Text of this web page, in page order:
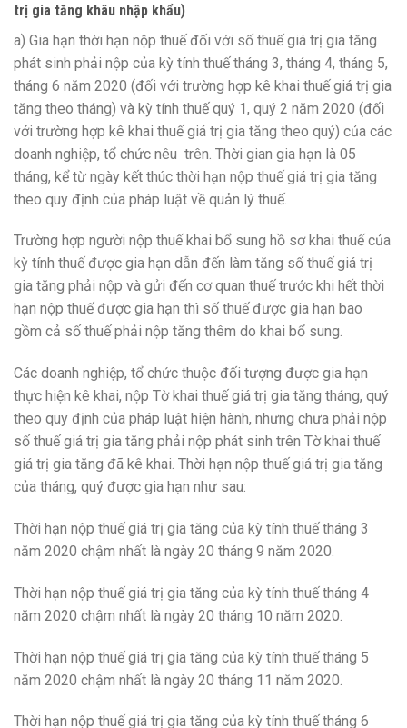
trị gia tăng khâu nhập khẩu)
a) Gia hạn thời hạn nộp thuế đối với số thuế giá trị gia tăng
phát sinh phải nộp của kỳ tính thuế tháng 3, tháng 4, tháng 5,
tháng 6 năm 2020 (đối với trường hợp kê khai thuế giá trị gia
tăng theo tháng) và kỳ tính thuế quý 1, quý 2 năm 2020 (đối
với trường hợp kê khai thuế giá trị gia tăng theo quý) của các
doanh nghiệp, tổ chức nêu trên. Thời gian gia hạn là 05
tháng, kể từ ngày kết thúc thời hạn nộp thuế giá trị gia tăng
theo quy định của pháp luật về quản lý thuế.
Trường hợp người nộp thuế khai bổ sung hồ sơ khai thuế của
kỳ tính thuế được gia hạn dẫn đến làm tăng số thuế giá trị
gia tăng phải nộp và gửi đến cơ quan thuế trước khi hết thời
hạn nộp thuế được gia hạn thì số thuế được gia hạn bao
gồm cả số thuế phải nộp tăng thêm do khai bổ sung.
Các doanh nghiệp, tổ chức thuộc đối tượng được gia hạn
thực hiện kê khai, nộp Tờ khai thuế giá trị gia tăng tháng, quý
theo quy định của pháp luật hiện hành, nhưng chưa phải nộp
số thuế giá trị gia tăng phải nộp phát sinh trên Tờ khai thuế
giá trị gia tăng đã kê khai. Thời hạn nộp thuế giá trị gia tăng
của tháng, quý được gia hạn như sau:
Thời hạn nộp thuế giá trị gia tăng của kỳ tính thuế tháng 3
năm 2020 chậm nhất là ngày 20 tháng 9 năm 2020.
Thời hạn nộp thuế giá trị gia tăng của kỳ tính thuế tháng 4
năm 2020 chậm nhất là ngày 20 tháng 10 năm 2020.
Thời hạn nộp thuế giá trị gia tăng của kỳ tính thuế tháng 5
năm 2020 chậm nhất là ngày 20 tháng 11 năm 2020.
Thời hạn nộp thuế giá trị gia tăng của kỳ tính thuế tháng 6